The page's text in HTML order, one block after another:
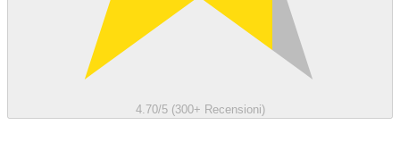
4.70/5 (300+ Recensioni)